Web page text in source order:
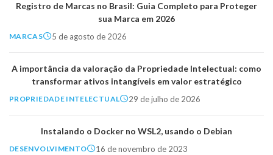
Registro de Marcas no Brasil: Guia Completo para Proteger
sua Marca em 2026
MARCAS 5 de agosto de 2026
A importância da valoração da Propriedade Intelectual: como
transformar ativos intangíveis em valor estratégico
PROPRIEDADE INTELECTUAL 29 de julho de 2026
Instalando o Docker no WSL2, usando o Debian
DESENVOLVIMENTO 16 de novembro de 2023